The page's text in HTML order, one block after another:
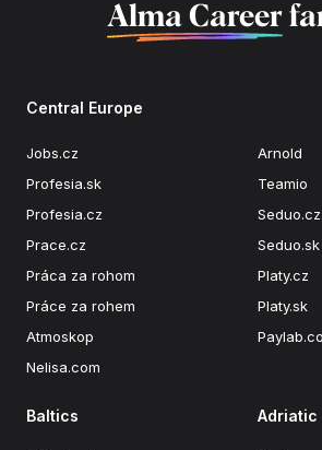
Alma Career
Central Europe
Jobs.cz
Profesia.sk
Profesia.cz
Prace.cz
Práca za rohom
Práce za rohem
Atmoskop
Nelisa.com
Arnold
Teamio
Seduo.cz
Seduo.sk
Platy.cz
Platy.sk
Baltics Adriatic